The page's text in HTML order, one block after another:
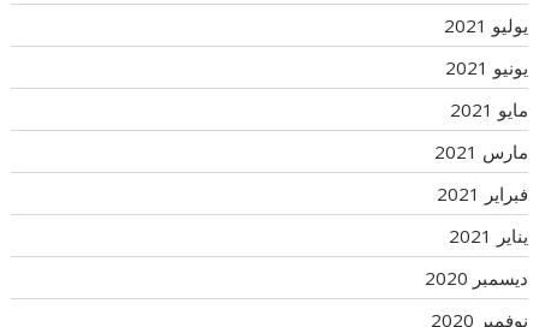
يوليو 2021
يونيو 2021
مايو 2021
مارس 2021
فبراير 2021
يناير 2021
ديسمبر 2020
نوفمبر 2020